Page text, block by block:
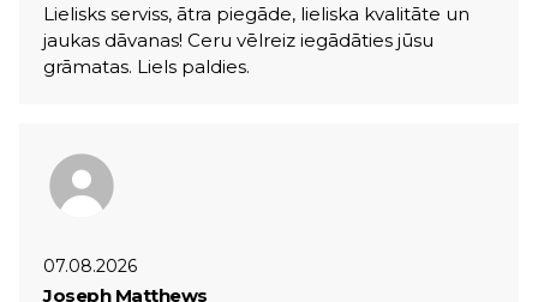
Lielisks serviss, ātra piegāde, lieliska kvalitāte un
jaukas dāvanas! Ceru vēlreiz iegādāties jūsu
grāmatas. Liels paldies.
07.08.2026
Joseph Matthews